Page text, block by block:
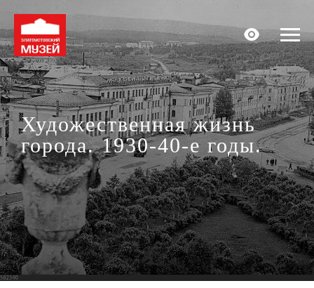
Художественная жизнь
города. 1930-40-е годы.